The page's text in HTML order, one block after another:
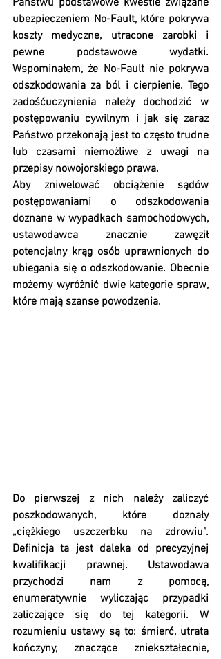
Państwu podstawowe kwestie związane
ubezpieczeniem No-Fault, które pokrywa
koszty medyczne, utracone zarobki i
pewne podstawowe wydatki.
Wspominałem, że No-Fault nie pokrywa
odszkodowania za ból i cierpienie. Tego
zadośćuczynienia należy dochodzić w
postępowaniu cywilnym i jak się zaraz
Państwo przekonają jest to często trudne
lub czasami niemożliwe z uwagi na
przepisy nowojorskiego prawa.
Aby zniwelować obciążenie sądów
postępowaniami o odszkodowania
doznane w wypadkach samochodowych,
ustawodawca znacznie zawęził
potencjalny krąg osób uprawnionych do
ubiegania się o odszkodowanie. Obecnie
możemy wyróżnić dwie kategorie spraw,
które mają szanse powodzenia.
Do pierwszej z nich należy zaliczyć
poszkodowanych, które doznały
„ciężkiego uszczerbku na zdrowiu”.
Definicja ta jest daleka od precyzyjnej
kwalifikacji prawnej. Ustawodawa
przychodzi nam z pomocą,
enumeratywnie wyliczając przypadki
zaliczające się do tej kategorii. W
rozumieniu ustawy są to: śmierć, utrata
kończyny, znaczące zniekształecnie,